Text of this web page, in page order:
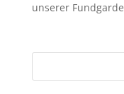
unserer